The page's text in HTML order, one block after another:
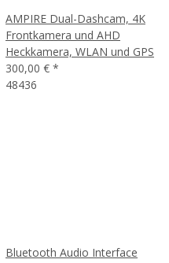
AMPIRE Dual-Dashcam, 4K
Frontkamera und AHD
Heckkamera, WLAN und GPS
300,00 € *
48436
Bluetooth Audio Interface